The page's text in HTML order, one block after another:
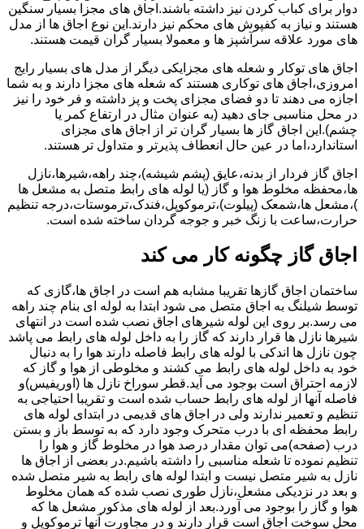
دوار برای کباب کردن نیز داشته باشند.اجاق های مجزا بسیار سنگین
هستند و نیاز به کفپوش های محکم نیز دارند.این نوع اجاق ها از مدل
های مورد علاقه سرآشپز ها و معمولا بسیار گران قیمت هستند.
اجاق های توکار و شعله های مجزایکی دیگر از مدل های بسیار رایج
امروزی،اجاق های توکاری هستند که شعله های مجزا دارند و به شما
اجازه می دهند تا دو فضای مجزای پخت و پز داشته و فر خود را نیز
در محل مناسبی جای دهید (به عنوان مثال در ارتفاع کمر یا
چشم).این اجاق گاز ها بسیار گران تر از اجاق های مجزای
استاندارد،اما در عین حال انعطاف پذیرتر و متداول تر هستند.
اجاق گاز فردار از بدنه،عایق (پشم شیشه)،چند راهه،شیرها،نازل
ها،محفظه مخلوط هوا و گاز (یا لوله های رابط متصل به مشعل ها
)،مشعل ها،شمعک (پیلوت)،ترموکوپل،فندک،ترموستات،درجه تنظیم
حرارت،ساعت با زنگ خبر و جوجه گردان ساخته شده است.
اجاق گاز چگونه کار می کند
ساختمان اجاق گازها تقریبا مشابه هم است در اجاق ها،گازی که
توسط شیلنگ به اجاق متصل می شود ابتدا به لوله ای بنام چند راهه
می رسد.بر روی این لوله شیرهای اجاق نصب شده است در انتهای
شیرها نازل ها قرار دارند که گاز را به داخل لوله های رابط می پاشد
چون نازل ها اندکی با لوله های رابط فاصله دارند هوا را به دنبال
خود به داخل لوله های رابط می کشند و مخلوطی از هوا و گاز که
لازمه احتراق است بوجود می آید.قطر سوراخ نازل ها (اوریفیس)و
فاصله آنها از لوله های رابط حساب شده است و تقریبا احتیاجی به
تنظیم و تعمیر ندارند ولی در اجاق های قدیمی در ابتدای لوله های
رابط محفظه ای با درب متحرک وجود دارد که به توسط باز و بستن
درب (صفحه)می توان مقدار درصد هوا در مخلوط گاز و هوا را
تنظیم نموده تا شعله مناسبی را داشته باشیم.در بعضی از اجاق ها
نازل به شیر متصل نیست و ابتدا لوله های رابط به شیر متصل شده
و بعد در نزدیکی مشعل،نازل طوری نصب شده که همان مخلوط
هوا و گاز را بوجود می آورد.بعد از لوله های مذکور مشعل ها که
محل سوخت اجاق است قرار دارند و در مجاورت آنها ترموکوپل و